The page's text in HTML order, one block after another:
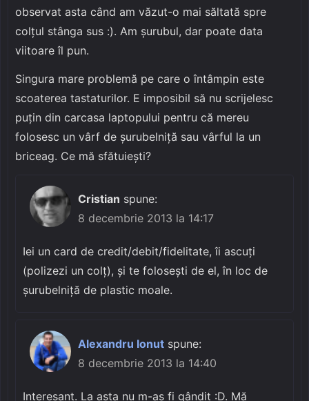
observat asta când am văzut-o mai săltată spre
colțul stânga sus :). Am șurubul, dar poate data
viitoare îl pun.
Singura mare problemă pe care o întâmpin este
scoaterea tastaturilor. E imposibil să nu scrijelesc
puțin din carcasa laptopului pentru că mereu
folosesc un vârf de șurubelniță sau vârful la un
briceag. Ce mă sfătuiești?
Cristian spune:
8 decembrie 2013 la 14:17
Iei un card de credit/debit/fidelitate, îi ascuți
(polizezi un colț), și te folosești de el, în loc de
șurubelniță de plastic moale.
Alexandru Ionut spune:
8 decembrie 2013 la 14:40
Interesant. La asta nu m-aș fi gândit :D. Mă